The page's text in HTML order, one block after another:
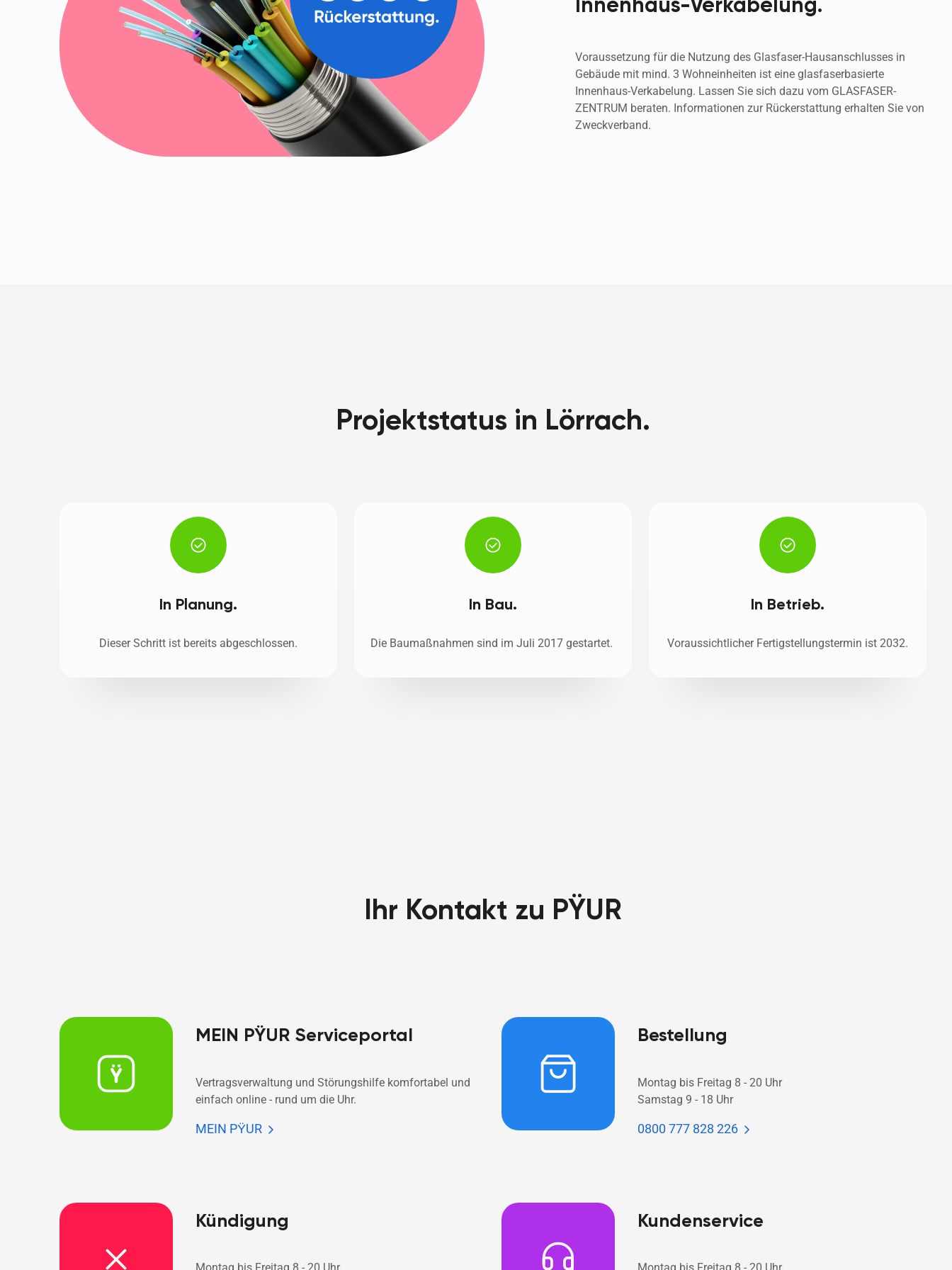
Innenhaus-Verkabelung.
Voraussetzung für die Nutzung des Glasfaser-Hausanschlusses in
Gebäude mit mind. 3 Wohneinheiten ist eine glasfaserbasierte
Innenhaus-Verkabelung. Lassen Sie sich dazu vom GLASFASER-
ZENTRUM beraten. Informationen zur Rückerstattung erhalten Sie von
Zweckverband.
Projektstatus in Lörrach.
In Planung.
Dieser Schritt ist bereits abgeschlossen.
In Bau.
Die Baumaßnahmen sind im Juli 2017 gestartet.
In Betrieb.
Voraussichtlicher Fertigstellungstermin ist 2032.
Ihr Kontakt zu PŸUR
MEIN PŸUR Serviceportal
Vertragsverwaltung und Störungshilfe komfortabel und
einfach online - rund um die Uhr.
MEIN PŸUR
Bestellung
Montag bis Freitag 8 - 20 Uhr
Samstag 9 - 18 Uhr
0800 777 828 226
Kündigung Kundenservice